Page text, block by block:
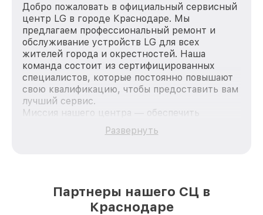
Добро пожаловать в официальный сервисный
центр LG в городе Краснодаре. Мы
предлагаем профессиональный ремонт и
обслуживание устройств LG для всех
жителей города и окрестностей. Наша
команда состоит из сертифицированных
специалистов, которые постоянно повышают
свою квалификацию, чтобы предоставить вам
лучший сервис.
Миссия нашего центра — обеспечить
качественный и доступный ремонт для
каждого пользователя продукции LG, вне
лучшим сервисным центром LG в городе
Краснодаре, постоянно повышая уровень
Развернуть
Партнеры нашего СЦ в
Краснодаре